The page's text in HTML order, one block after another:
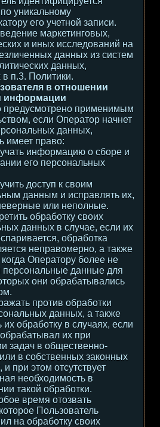
уникальному
его учетной записи.
маркетинговых,
и иных исследований на
данных из систем
данных,
в п.3. Политики.
в отношении
информации
предусмотрено применимым
если Оператор начнет
данных,
имеет право:
информацию о сборе и
его персональных
доступ к своим
данным и исправлять их,
или неполные.
обработку своих
данных в случае, если их
обработка
неправомерно, а также
когда Оператору более не
персональные данные для
они обрабатывались
против обработки
данных, а также
обработку в случаях, если
их при
задач в общественно-
в собственных законных
и при этом отсутствует
необходимость в
такой обработки.
время отозвать
Пользователь
на обработку своих